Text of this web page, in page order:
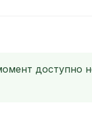
доступно